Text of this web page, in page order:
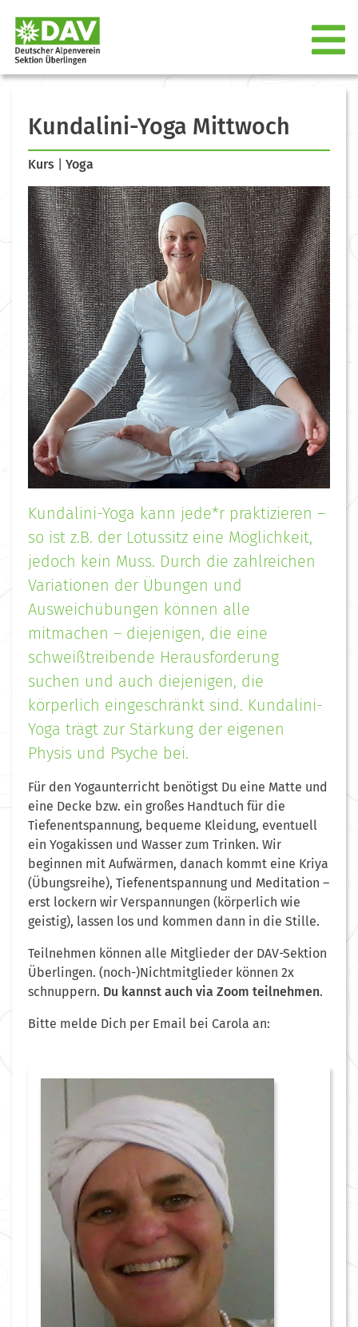
Kundalini-Yoga Mittwoch
Kurs Yoga
Kundalini-Yoga kann jede*r praktizieren –
so ist z.B. der Lotussitz eine Möglichkeit,
jedoch kein Muss. Durch die zahlreichen
Variationen der Übungen und
Ausweichübungen können alle
mitmachen – diejenigen, die eine
schweißtreibende Herausforderung
suchen und auch diejenigen, die
körperlich eingeschränkt sind. Kundalini-
Yoga trägt zur Stärkung der eigenen
Physis und Psyche bei.
Für den Yogaunterricht benötigst Du eine Matte und
eine Decke bzw. ein großes Handtuch für die
Tiefenentspannung, bequeme Kleidung, eventuell
ein Yogakissen und Wasser zum Trinken. Wir
beginnen mit Aufwärmen, danach kommt eine Kriya
(Übungsreihe), Tiefenentspannung und Meditation –
erst lockern wir Verspannungen (körperlich wie
geistig), lassen los und kommen dann in die Stille.
Teilnehmen können alle Mitglieder der DAV-Sektion
Überlingen. (noch-)Nichtmitglieder können 2x
schnuppern. Du kannst auch via Zoom teilnehmen.
Bitte melde Dich per Email bei Carola an: